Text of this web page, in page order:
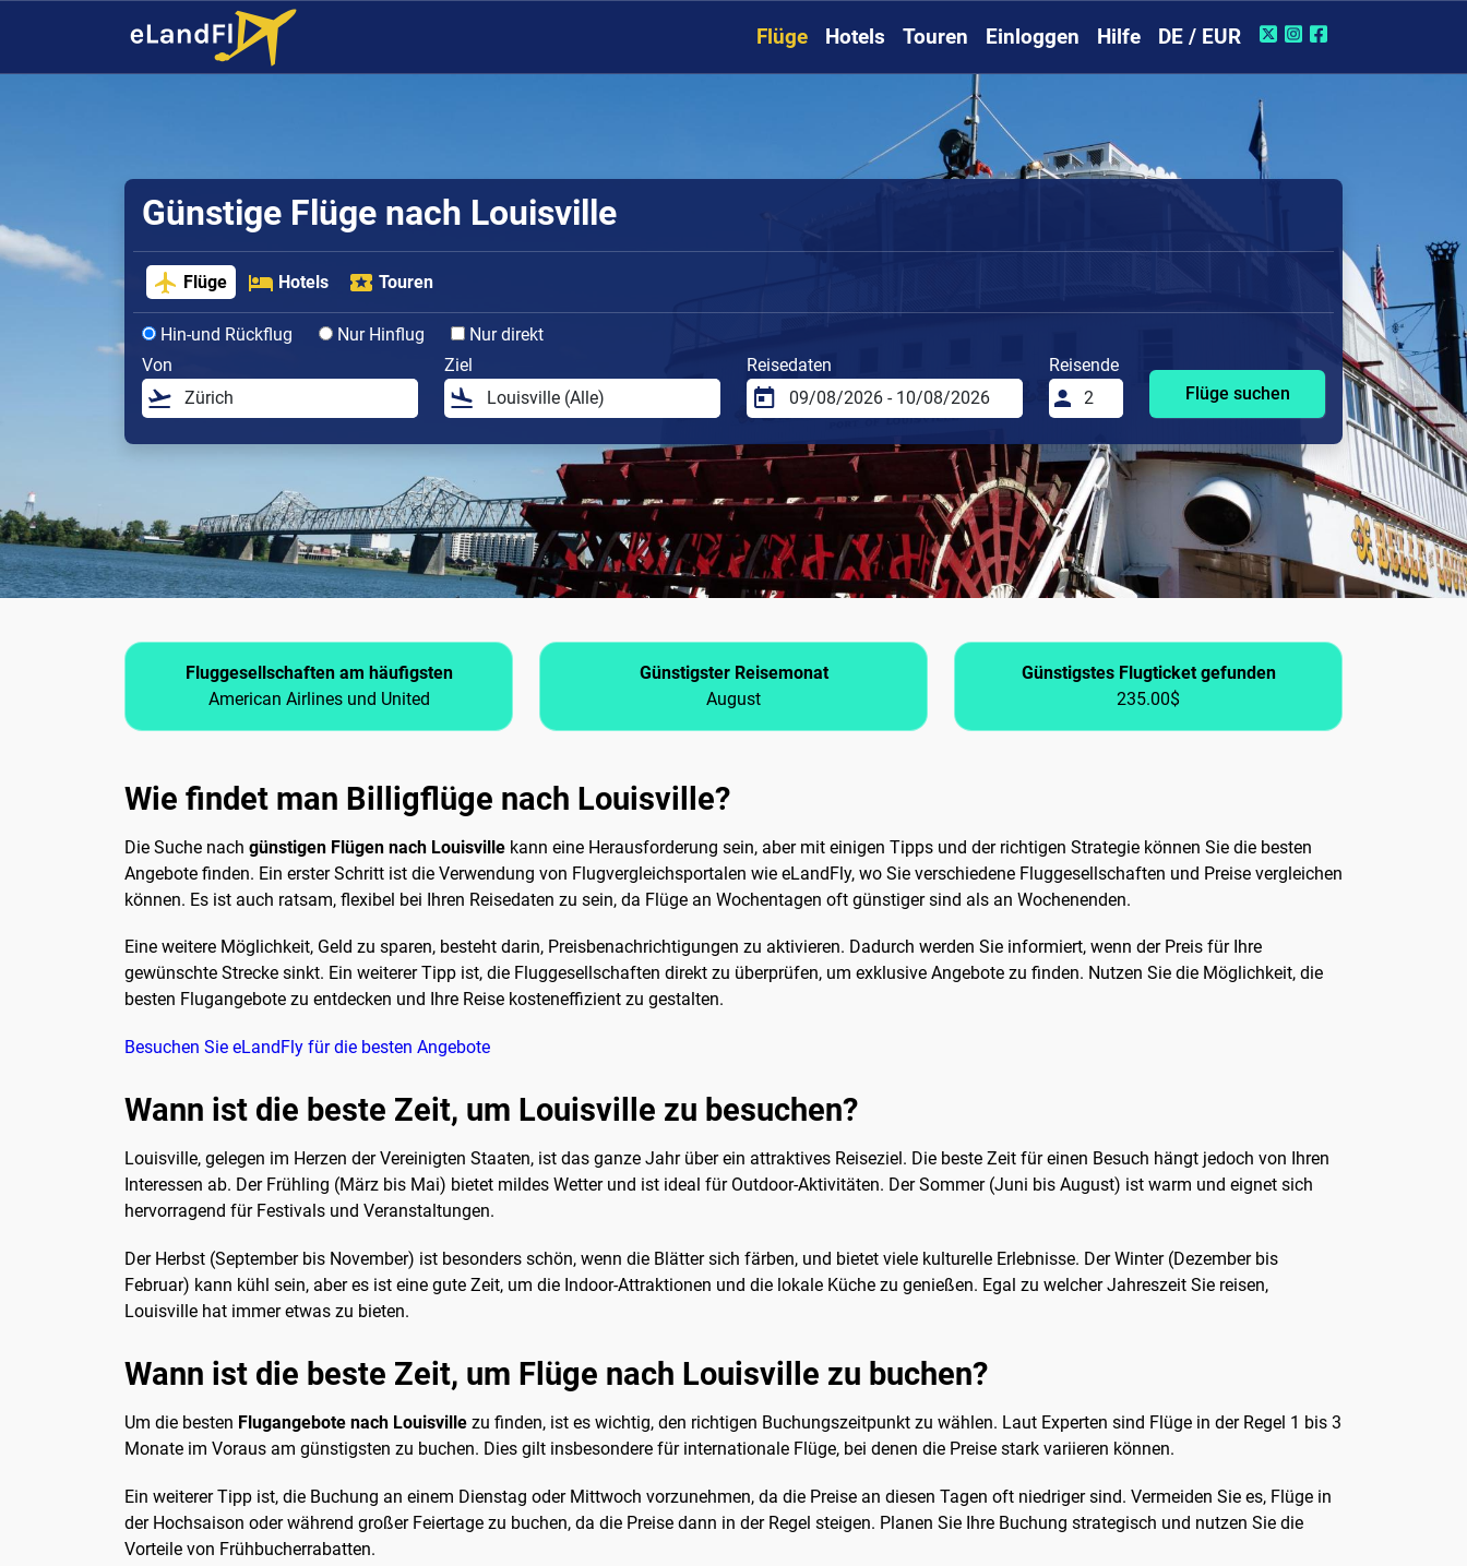
Flüge Hotels Touren Einloggen Hilfe DE / EUR
Günstige Flüge nach Louisville
Flüge Hotels Touren
Hin-und Rückflug Nur Hinflug
Nur direkt
Von
Ziel Reisedaten
Reisende
Flüge suchen
Fluggesellschaften am häufigsten
American Airlines und United
Günstigster Reisemonat
August
Günstigstes Flugticket gefunden
235.00$
Wie findet man Billigflüge nach Louisville?
Die Suche nach günstigen Flügen nach Louisville kann eine Herausforderung sein, aber mit einigen Tipps und der richtigen Strategie können Sie die besten
Angebote finden. Ein erster Schritt ist die Verwendung von Flugvergleichsportalen wie eLandFly, wo Sie verschiedene Fluggesellschaften und Preise vergleichen
können. Es ist auch ratsam, flexibel bei Ihren Reisedaten zu sein, da Flüge an Wochentagen oft günstiger sind als an Wochenenden.
Eine weitere Möglichkeit, Geld zu sparen, besteht darin, Preisbenachrichtigungen zu aktivieren. Dadurch werden Sie informiert, wenn der Preis für Ihre
gewünschte Strecke sinkt. Ein weiterer Tipp ist, die Fluggesellschaften direkt zu überprüfen, um exklusive Angebote zu finden. Nutzen Sie die Möglichkeit, die
besten Flugangebote zu entdecken und Ihre Reise kosteneffizient zu gestalten.
Besuchen Sie eLandFly für die besten Angebote
Wann ist die beste Zeit, um Louisville zu besuchen?
Louisville, gelegen im Herzen der Vereinigten Staaten, ist das ganze Jahr über ein attraktives Reiseziel. Die beste Zeit für einen Besuch hängt jedoch von Ihren
Interessen ab. Der Frühling (März bis Mai) bietet mildes Wetter und ist ideal für Outdoor-Aktivitäten. Der Sommer (Juni bis August) ist warm und eignet sich
hervorragend für Festivals und Veranstaltungen.
Der Herbst (September bis November) ist besonders schön, wenn die Blätter sich färben, und bietet viele kulturelle Erlebnisse. Der Winter (Dezember bis
Februar) kann kühl sein, aber es ist eine gute Zeit, um die Indoor-Attraktionen und die lokale Küche zu genießen. Egal zu welcher Jahreszeit Sie reisen,
Louisville hat immer etwas zu bieten.
Wann ist die beste Zeit, um Flüge nach Louisville zu buchen?
Um die besten Flugangebote nach Louisville zu finden, ist es wichtig, den richtigen Buchungszeitpunkt zu wählen. Laut Experten sind Flüge in der Regel 1 bis 3
Monate im Voraus am günstigsten zu buchen. Dies gilt insbesondere für internationale Flüge, bei denen die Preise stark variieren können.
Ein weiterer Tipp ist, die Buchung an einem Dienstag oder Mittwoch vorzunehmen, da die Preise an diesen Tagen oft niedriger sind. Vermeiden Sie es, Flüge in
der Hochsaison oder während großer Feiertage zu buchen, da die Preise dann in der Regel steigen. Planen Sie Ihre Buchung strategisch und nutzen Sie die
Vorteile von Frühbucherrabatten.